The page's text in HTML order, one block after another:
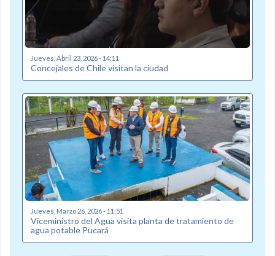
Jueves, Abril 23, 2026 - 14:11
Concejales de Chile visitan la ciudad
Jueves, Marzo 26, 2026 - 11:51
Viceministro del Agua visita planta de tratamiento de
agua potable Pucará